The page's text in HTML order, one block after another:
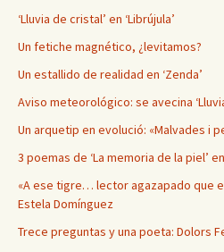
‘Lluvia de cristal’ en ‘Librújula’
Un fetiche magnético, ¿levitamos?
Un estallido de realidad en ‘Zenda’
Aviso meteorológico: se avecina
Un arquetip en evolució: «Malvades i
3 poemas de ‘La memoria de la piel’ en
«A ese tigre… lector agazapado que
Estela Domínguez
Trece preguntas y una poeta: Dolors